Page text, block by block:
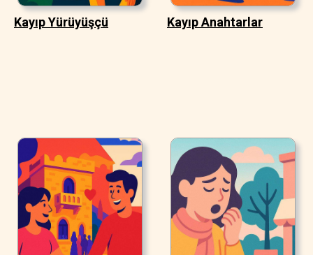
Kayıp Yürüyüşçü Kayıp Anahtarlar